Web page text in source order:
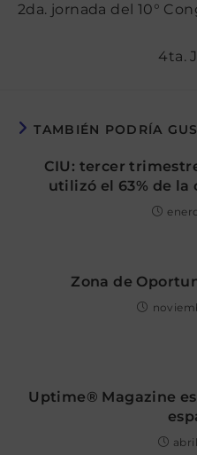
artículos
2da. jornada del 10°
4ta.
TAMBIÉN PODRÍA
CIU: tercer
utilizó el 63% de
Zona de
Uptime® Magazine